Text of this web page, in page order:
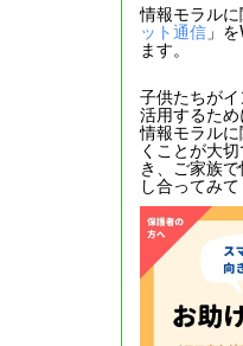
情報モラル
ット通信 」
ます。
子供たちが
活用するた
情報モラル
くことが大
き、ご家族
し合ってみて